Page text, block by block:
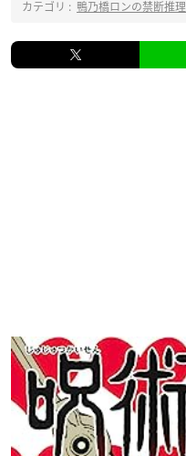
カテゴリ : 鴨乃橋ロンの禁断推理